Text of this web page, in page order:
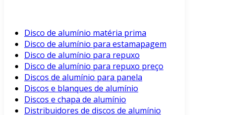
Disco de alumínio matéria prima
Disco de alumínio para estamapagem
Disco de alumínio para repuxo
Disco de alumínio para repuxo preço
Discos de alumínio para panela
Discos e blanques de alumínio
Discos e chapa de alumínio
Distribuidores de discos de alumínio